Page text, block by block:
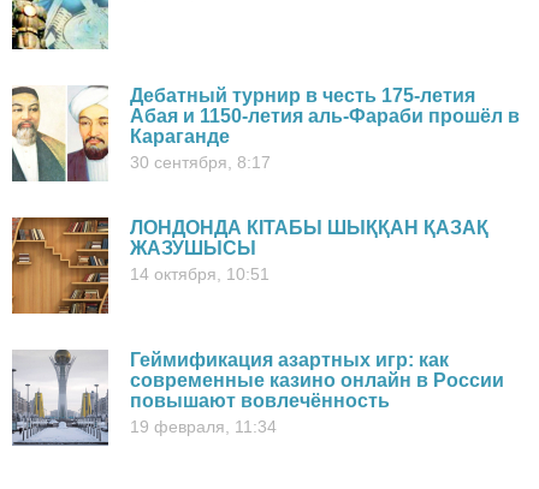
Дебатный турнир в честь 175-летия
Абая и 1150-летия аль-Фараби прошёл в
Караганде
30 сентября, 8:17
ЛОНДОНДА КІТАБЫ ШЫҚҚАН ҚАЗАҚ
ЖАЗУШЫСЫ
14 октября, 10:51
Геймификация азартных игр: как
современные казино онлайн в России
повышают вовлечённость
19 февраля, 11:34